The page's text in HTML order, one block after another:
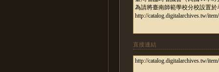
直接連結